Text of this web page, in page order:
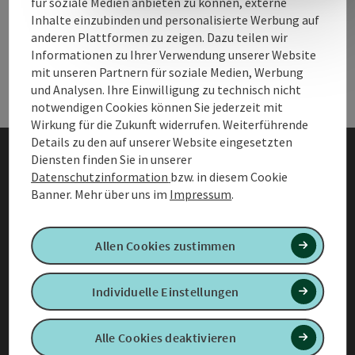
B2B Services
Urlaub planen & Services
AGB
für Mitgliedsbetriebe
Barrierefreiheitserklärung
Impressum
Datenschutz
Inhalte einzubinden und personalisierte Werbung auf
anderen Plattformen zu zeigen. Dazu teilen wir
Informationen zu Ihrer Verwendung unserer Website
mit unseren Partnern für soziale Medien, Werbung
und Analysen. Ihre Einwilligung zu technisch nicht
notwendigen Cookies können Sie jederzeit mit
Wirkung für die Zukunft widerrufen. Weiterführende
Details zu den auf unserer Website eingesetzten
Diensten finden Sie in unserer
Datenschutzinformation bzw. in diesem Cookie
Banner. Mehr über uns im Impressum.
Alle Cookies deaktivieren
Individuelle Einstellungen
Allen Cookies zustimmen